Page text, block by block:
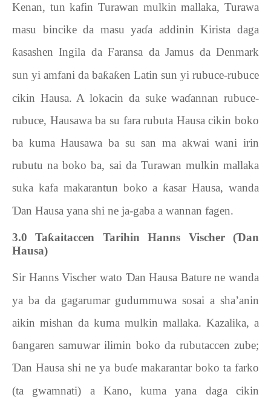
Kenan, tun kafin Turawan mulkin mallaka, Turawa
masu bincike da masu yaɗa addinin Kirista daga
ƙasashen Ingila da Faransa da Jamus da Denmark
sun yi amfani da baƙaƙen Latin sun yi rubuce-rubuce
cikin Hausa. A lokacin da suke waɗannan rubuce-
rubuce, Hausawa ba su fara rubuta Hausa cikin boko
ba kuma Hausawa ba su san ma akwai wani irin
rubutu na boko ba, sai da Turawan mulkin mallaka
suka kafa makarantun boko a ƙasar Hausa, wanda
Ɗan Hausa yana shi ne ja-gaba a wannan fagen.
3.0Taƙaitaccen Tarihin Hanns Vischer (Ɗan
Hausa)
Sir HannsVischerwato Ɗan Hausa Bature ne wanda
ya ba da gagarumar gudummuwa sosai a sha’anin
aikin mishan da kuma mulkin mallaka. Kazalika, a
ɓangaren samuwar ilimin boko da rubutaccen zube;
Ɗan Hausa shi ne ya buɗe makarantar boko ta farko
(ta gwamnati) a Kano, kuma yana daga cikin